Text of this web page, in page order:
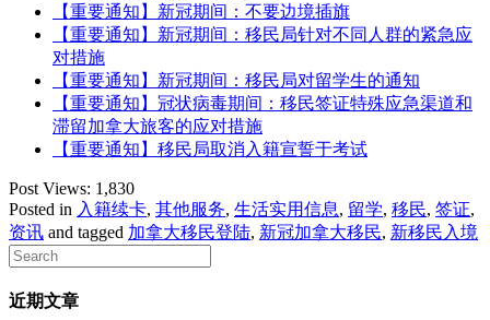
【重要通知】新冠期间：不要边境插旗
【重要通知】新冠期间：移民局针对不同人群的紧急应
对措施
【重要通知】新冠期间：移民局对留学生的通知
【重要通知】冠状病毒期间：移民签证特殊应急渠道和
滞留加拿大旅客的应对措施
【重要通知】移民局取消入籍宣誓于考试
Post Views: 1,830
Posted in 入籍续卡, 其他服务, 生活实用信息, 留学, 移民, 签证,
资讯 and tagged 加拿大移民登陆, 新冠加拿大移民, 新移民入境
近期文章